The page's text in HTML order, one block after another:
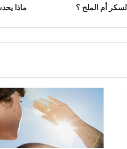
أم الملح ؟ ماذا